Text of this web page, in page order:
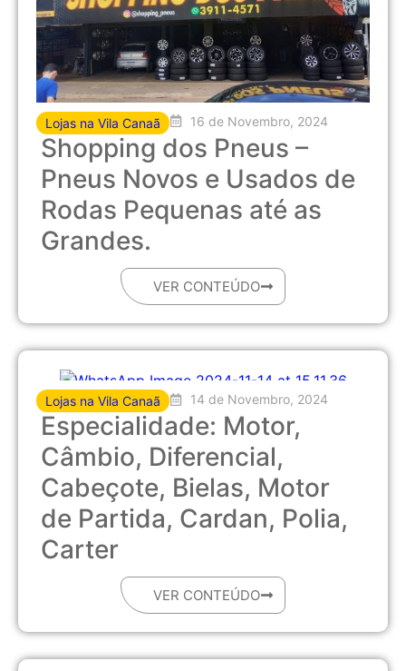
Lojas na Vila Canaã 16 de Novembro, 2024
Shopping dos Pneus –
Pneus Novos e Usados de
Rodas Pequenas até as
Grandes.
VER CONTEÚDO
Lojas na Vila Canaã 14 de Novembro, 2024
Especialidade: Motor,
Câmbio, Diferencial,
Cabeçote, Bielas, Motor
de Partida, Cardan, Polia,
Carter
VER CONTEÚDO